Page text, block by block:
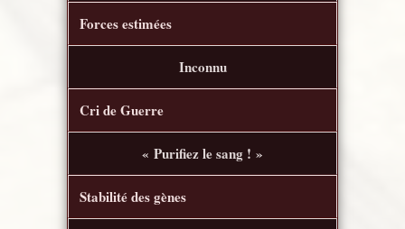
Forces estimées
Inconnu
Cri de Guerre
« Purifiez le sang ! »
Stabilité des gènes